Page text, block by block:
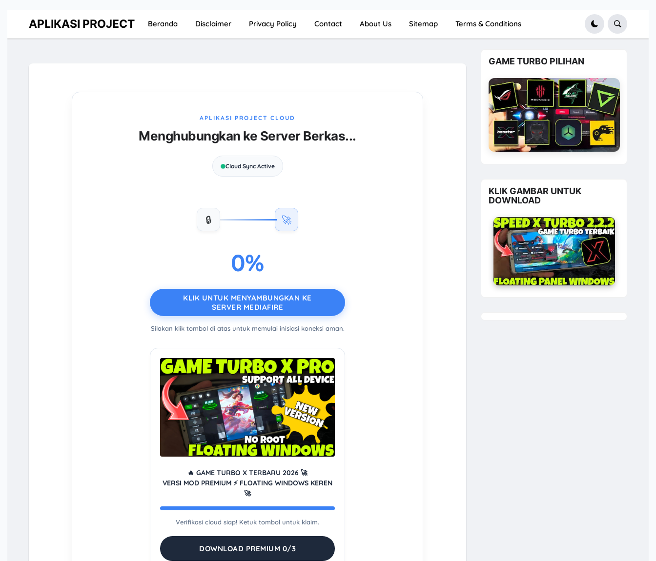
APLIKASI PROJECT Beranda Disclaimer Privacy Policy Contact About Us Sitemap Terms & Conditions
APLIKASI PROJECT CLOUD
Menghubungkan ke Server Berkas...
Cloud Sync Active
🔒 🚀
0%
KLIK UNTUK MENYAMBUNGKAN KE
SERVER MEDIAFIRE
Silakan klik tombol di atas untuk memulai inisiasi koneksi aman.
🔥 GAME TURBO X TERBARU 2026 🚀
VERSI MOD PREMIUM ⚡ FLOATING WINDOWS KEREN
🚀
Verifikasi cloud siap! Ketuk tombol untuk klaim.
DOWNLOAD PREMIUM 0/3
GAME TURBO PILIHAN
KLIK GAMBAR UNTUK
DOWNLOAD